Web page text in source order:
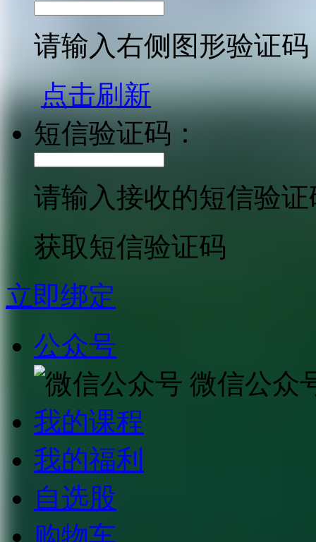
请输入右侧图形验证码
点击刷新
短信验证码：
请输入接收的短信验证
获取短信验证码
立即绑定
公众号
微信公众
我的课程
我的福利
自选股
购物车